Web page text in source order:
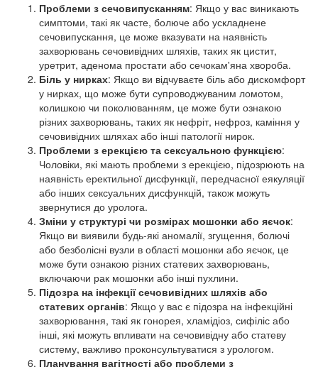
Проблеми з сечовипусканням: Якщо у вас виникають
симптоми, такі як часте, болюче або ускладнене
сечовипускання, це може вказувати на наявність
захворювань сечовивідних шляхів, таких як цистит,
уретрит, аденома простати або сечокам'яна хвороба.
Біль у нирках: Якщо ви відчуваєте біль або дискомфорт
у нирках, що може бути супроводжуваним ломотом,
колишкою чи поколюванням, це може бути ознакою
різних захворювань, таких як нефріт, нефроз, каміння у
сечовивідних шляхах або інші патології нирок.
Проблеми з ерекцією та сексуальною функцією:
Чоловіки, які мають проблеми з ерекцією, підозрюють на
наявність еректильної дисфункції, передчасної еякуляції
або інших сексуальних дисфункцій, також можуть
звернутися до уролога.
Зміни у структурі чи розмірах мошонки або яєчок:
Якщо ви виявили будь-які аномалії, згущення, болючі
або безболісні вузли в області мошонки або яєчок, це
може бути ознакою різних статевих захворювань,
включаючи рак мошонки або інші пухлини.
Підозра на інфекції сечовивідних шляхів або
статевих органів: Якщо у вас є підозра на інфекційні
захворювання, такі як гонорея, хламідіоз, сифіліс або
інші, які можуть впливати на сечовивідну або статеву
систему, важливо проконсультуватися з урологом.
Планування вагітності або проблеми з